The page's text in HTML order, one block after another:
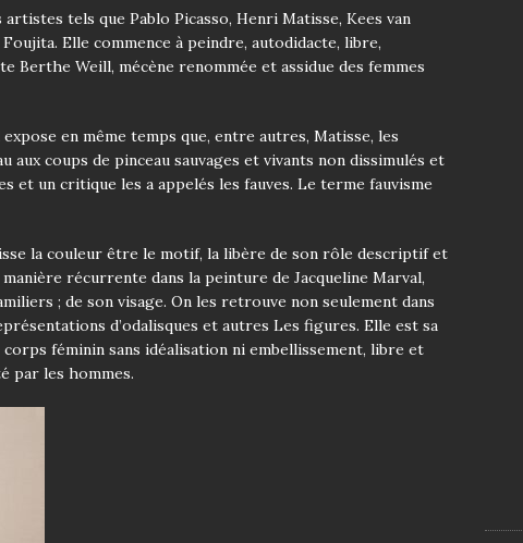
artistes tels que Pablo Picasso, Henri Matisse, Kees van
Elle commence à peindre, autodidacte, libre,
Berthe Weill, mécène renommée et assidue des femmes
expose en même temps que, entre autres, Matisse, les
coups de pinceau sauvages et vivants non dissimulés et
et un critique les a appelés les fauves. Le terme fauvisme
la couleur être le motif, la libère de son rôle descriptif et
récurrente dans la peinture de Jacqueline Marval,
; de son visage. On les retrouve non seulement dans
d’odalisques et autres Les figures. Elle est sa
féminin sans idéalisation ni embellissement, libre et
par les hommes.